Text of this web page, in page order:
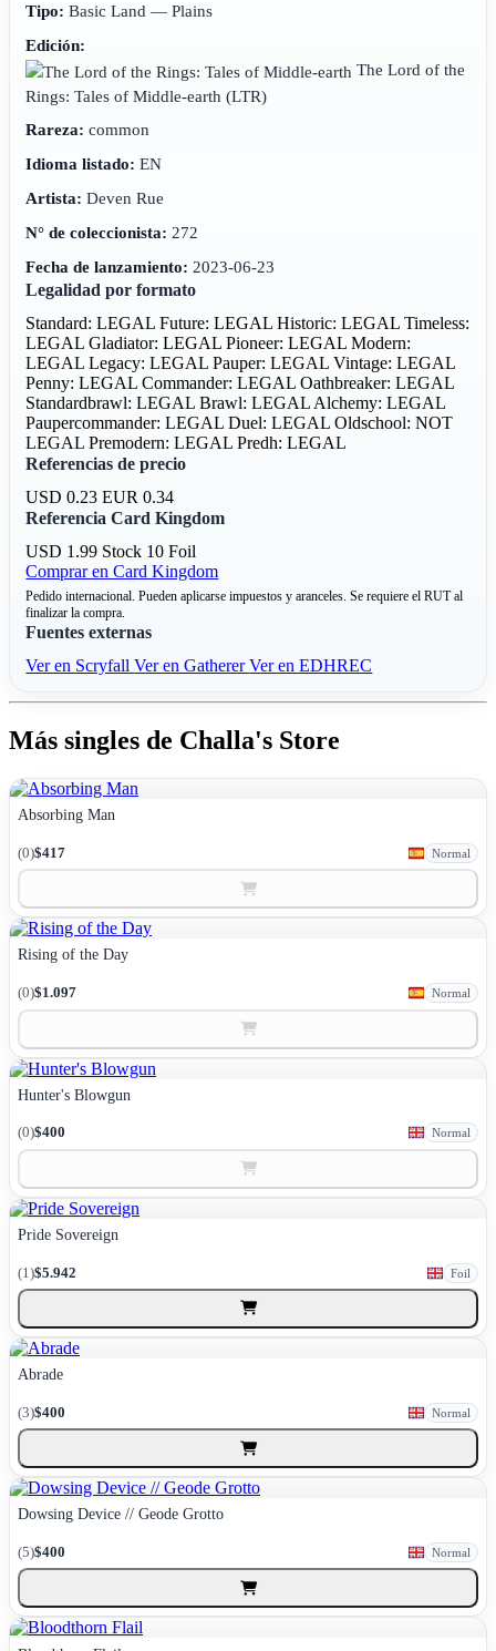
Tipo: Basic Land — Plains
Edición:
The Lord of the
Rings: Tales of Middle-earth(LTR)
Rareza: common
Idioma listado: EN
Artista: Deven Rue
N° de coleccionista: 272
Fecha de lanzamiento: 2023-06-23
Legalidad por formato
Standard: LEGALFuture: LEGALHistoric: LEGALTimeless:
LEGALGladiator: LEGALPioneer: LEGALModern:
LEGALLegacy: LEGALPauper: LEGALVintage: LEGAL
Penny: LEGALCommander: LEGALOathbreaker: LEGAL
Standardbrawl: LEGALBrawl: LEGAL Alchemy: LEGAL
Paupercommander: LEGALDuel: LEGALOldschool: NOT
LEGALPremodern: LEGALPredh: LEGAL
Referencias de precio
USD 0.23EUR 0.34
Referencia Card Kingdom
USD 1.99 Stock 10Foil
Comprar en Card Kingdom
Pedido internacional. Pueden aplicarse impuestos y aranceles. Se requiere el RUT al
finalizar la compra.
Fuentes externas
Ver en ScryfallVer en GathererVer en EDHREC
Más singles de Challa's Store
Absorbing Man
(0)$417 Normal
Rising of the Day
(0)$1.097 Normal
Hunter's Blowgun
(0)$400 Normal
Pride Sovereign
(1)$5.942 Foil
Abrade
(3)$400 Normal
Dowsing Device // Geode Grotto
(5)$400 Normal